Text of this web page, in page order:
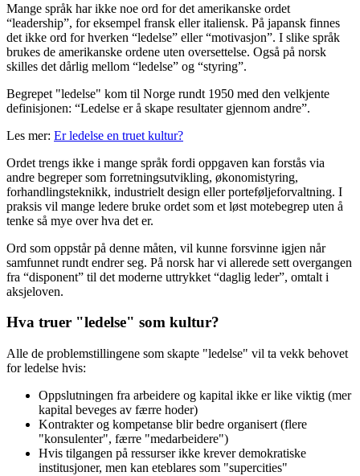
Mange språk har ikke noe ord for det amerikanske ordet
“leadership”, for eksempel fransk eller italiensk. På japansk finnes
det ikke ord for hverken “ledelse” eller “motivasjon”. I slike språk
brukes de amerikanske ordene uten oversettelse. Også på norsk
skilles det dårlig mellom “ledelse” og “styring”.
Begrepet "ledelse" kom til Norge rundt 1950 med den velkjente
definisjonen: “Ledelse er å skape resultater gjennom andre”.
Les mer: Er ledelse en truet kultur?
Ordet trengs ikke i mange språk fordi oppgaven kan forstås via
andre begreper som forretningsutvikling, økonomistyring,
forhandlingsteknikk, industrielt design eller porteføljeforvaltning. I
praksis vil mange ledere bruke ordet som et løst motebegrep uten å
tenke så mye over hva det er.
Ord som oppstår på denne måten, vil kunne forsvinne igjen når
samfunnet rundt endrer seg. På norsk har vi allerede sett overgangen
fra “disponent” til det moderne uttrykket “daglig leder”, omtalt i
aksjeloven.
Hva truer "ledelse" som kultur?
Alle de problemstillingene som skapte "ledelse" vil ta vekk behovet
for ledelse hvis:
Oppslutningen fra arbeidere og kapital ikke er like viktig (mer
kapital beveges av færre hoder)
Kontrakter og kompetanse blir bedre organisert (flere
"konsulenter", færre "medarbeidere")
Hvis tilgangen på ressurser ikke krever demokratiske
institusjoner, men kan eteblares som "supercities"